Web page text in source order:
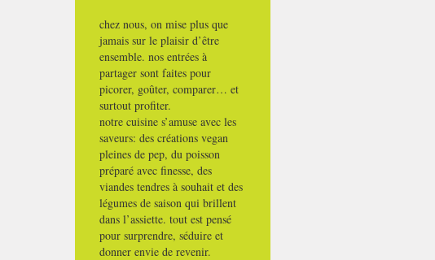
chez nous, on mise plus que
jamais sur le plaisir d’être
ensemble. nos entrées à
partager sont faites pour
picorer, goûter, comparer… et
surtout profiter.
notre cuisine s’amuse avec les
saveurs: des créations vegan
pleines de pep, du poisson
préparé avec finesse, des
viandes tendres à souhait et des
légumes de saison qui brillent
dans l’assiette. tout est pensé
pour surprendre, séduire et
donner envie de revenir.